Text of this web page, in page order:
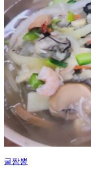
굴짬뽕